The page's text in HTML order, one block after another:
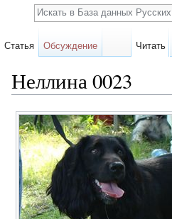
Неллина 0023
Карточка
собаки
Статья Обсуждение Читать
Поиск